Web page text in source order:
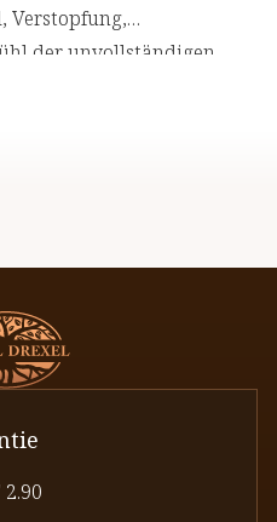
Verstopfung,
der unvollständigen